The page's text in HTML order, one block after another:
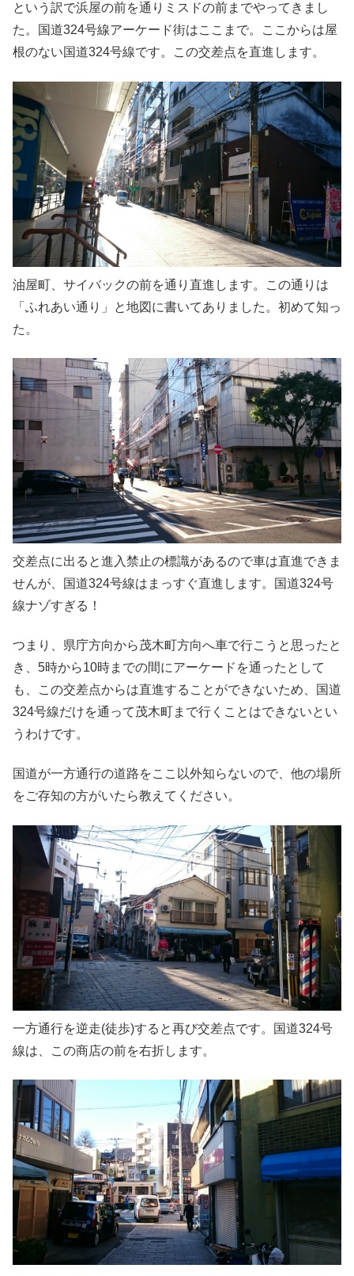
という訳で浜屋の前を通りミスドの前までやってきまし
た。国道324号線アーケード街はここまで。ここからは屋
根のない国道324号線です。この交差点を直進します。
油屋町、サイバックの前を通り直進します。この通りは
「ふれあい通り」と地図に書いてありました。初めて知っ
た。
交差点に出ると進入禁止の標識があるので車は直進できま
せんが、国道324号線はまっすぐ直進します。国道324号
線ナゾすぎる！
つまり、県庁方向から茂木町方向へ車で行こうと思ったと
き、5時から10時までの間にアーケードを通ったとして
も、この交差点からは直進することができないため、国道
324号線だけを通って茂木町まで行くことはできないとい
うわけです。
国道が一方通行の道路をここ以外知らないので、他の場所
をご存知の方がいたら教えてください。
一方通行を逆走(徒歩)すると再び交差点です。国道324号
線は、この商店の前を右折します。